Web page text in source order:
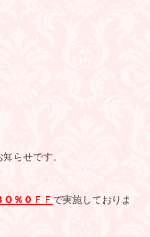
らせです。
０％ＯＦＦで実施しておりま